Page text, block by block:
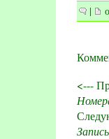
|
<---